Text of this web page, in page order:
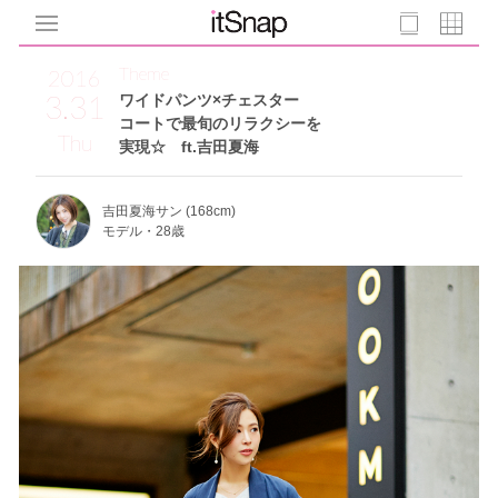
2016
3.31
Thu
ワイドパンツ×チェスター
コートで最旬のリラクシーを
実現☆ ft.吉田夏海
Theme
吉田夏海サン (168cm)
モデル・28歳